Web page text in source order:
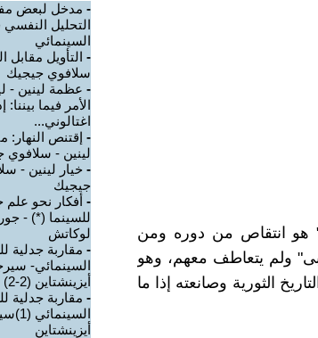
هو انتقاص من دوره ومن
ولم يتعاطف معهم، وهو
الثورية وصانعته إذا ما
- مدخل لبعض
التحليل النفسي
السينمائي
- التأويل مقابل
سلافوي جيجيك
- عظمة لينين -
الأمر فيما بيننا:
اغتالوني...
- إقتنص النهار:
لينين - سلافوي
- خيار لينين -
جيجيك
- أفكار نحو علم
للسينما (*) -
لوكاتش
- مقاربة جدلية
السينمائي-
أيزينشتاين (2-2)
- مقاربة جدلية
أيزينشتاين